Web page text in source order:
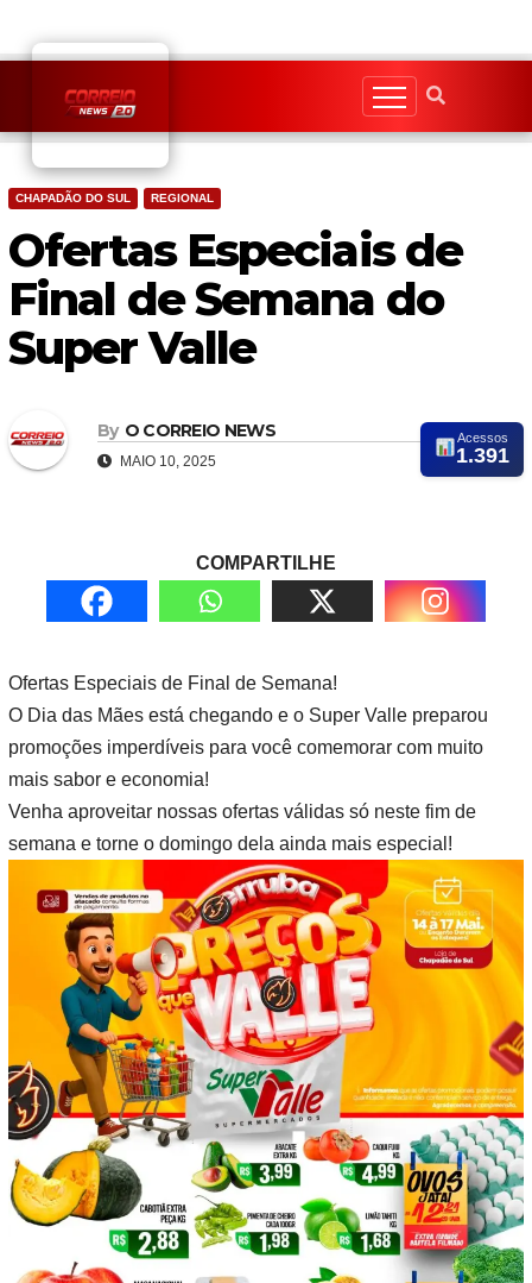
content
CHAPADÃO DO SUL REGIONAL
Ofertas Especiais de
Final de Semana do
Super Valle
By O CORREIO NEWS
MAIO 10, 2025
Acessos
1.391
COMPARTILHE
Ofertas Especiais de Final de Semana!
O Dia das Mães está chegando e o Super Valle preparou
promoções imperdíveis para você comemorar com muito
mais sabor e economia!
Venha aproveitar nossas ofertas válidas só neste fim de
semana e torne o domingo dela ainda mais especial!